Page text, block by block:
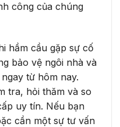
công của chúng
hầm cầu gặp sự cố
bảo vệ ngôi nhà và
từ hôm nay.
tra, hỏi thăm và so
uy tín. Nếu bạn
cần một sự tư vấn